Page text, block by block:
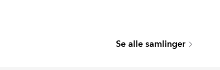
Se alle samlinger